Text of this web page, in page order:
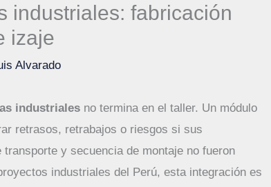
industriales: fabricación
izaje
Alvarado
industriales no termina en el taller. Un módulo
retrasos, retrabajos o riesgos si sus
y secuencia de montaje no fueron
industriales del Perú, esta integración es